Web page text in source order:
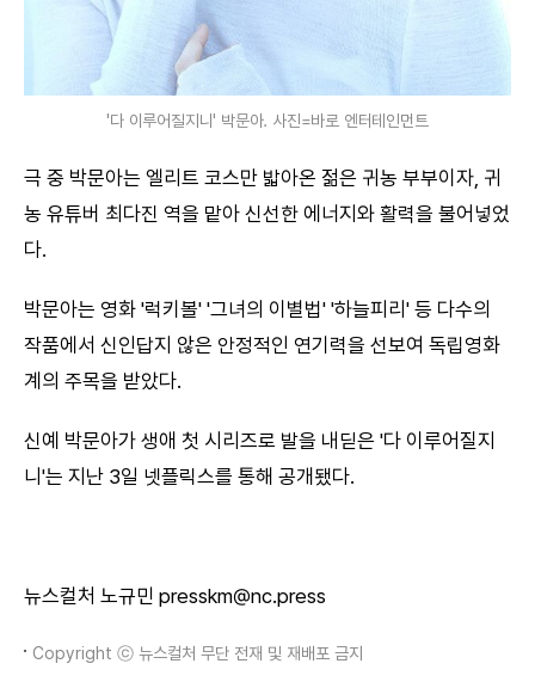
'다 이루어질지니' 박문아. 사진=바로 엔터테인먼트
극 중 박문아는 엘리트 코스만 밟아온 젊은 귀농 부부이자, 귀
농 유튜버 최다진 역을 맡아 신선한 에너지와 활력을 불어넣었
다.
박문아는 영화 '럭키볼' '그녀의 이별법' '하늘피리' 등 다수의
작품에서 신인답지 않은 안정적인 연기력을 선보여 독립영화
계의 주목을 받았다.
신예 박문아가 생애 첫 시리즈로 발을 내딛은 '다 이루어질지
니'는 지난 3일 넷플릭스를 통해 공개됐다.
뉴스컬처 노규민 presskm@nc.press
Copyright ⓒ 뉴스컬처 무단 전재 및 재배포 금지